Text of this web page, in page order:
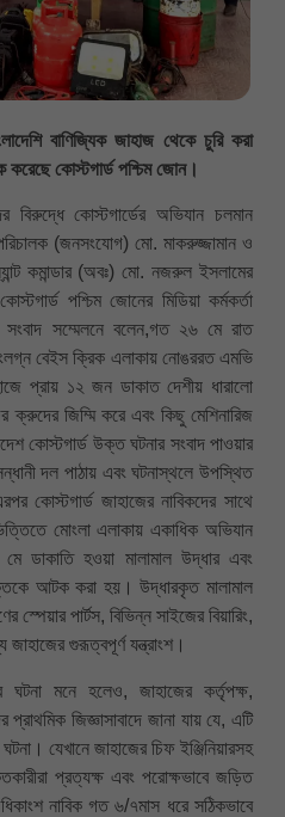
বাণিজ্যিক জাহাজ থেকে চুরি করা
করেছে কোস্টগার্ড পশ্চিম জোন।
কোস্টগার্ডের অভিযান চলমান
(জনসংযোগ) মো. মাকরুজ্জামান ও
কমান্ডার (অবঃ) মো. নজরুল ইসলামের
পশ্চিম জোনের মিডিয়া কর্মকর্তা
সংবাদ সম্মেলনে বলেন,গত ২৬ মে রাত
বেইস ক্রিক এলাকায় নোঙররত এমভি
প্রায় ১২ জন ডাকাত দেশীয় ধারালো
ক্রুদের জিম্মি করে এবং কিছু মেশিনারিজ
কোস্টগার্ড উক্ত ঘটনার সংবাদ পাওয়ার
দল পাঠায় এবং ঘটনাস্থলে উপস্থিত
জাহাজের নাবিকদের সাথে
মোংলা এলাকায় একাধিক অভিযান
ডাকাতি হওয়া মালামাল উদ্ধার এবং
আটক করা হয়। উদ্ধারকৃত মালামাল
স্পেয়ার পার্টস, বিভিন্ন সাইজের বিয়ারিং,
জাহাজের গুরূত্বপূর্ণ যন্ত্রাংশ।
ঘটনা মনে হলেও, জাহাজের কর্তৃপক্ষ,
জিজ্ঞাসাবাদে জানা যায় যে, এটি
যেখানে জাহাজের চিফ ইঞ্জিনিয়ারসহ
প্রত্যক্ষ এবং পরোক্ষভাবে জড়িত
নাবিক গত ৬/৭মাস ধরে সঠিকভাবে